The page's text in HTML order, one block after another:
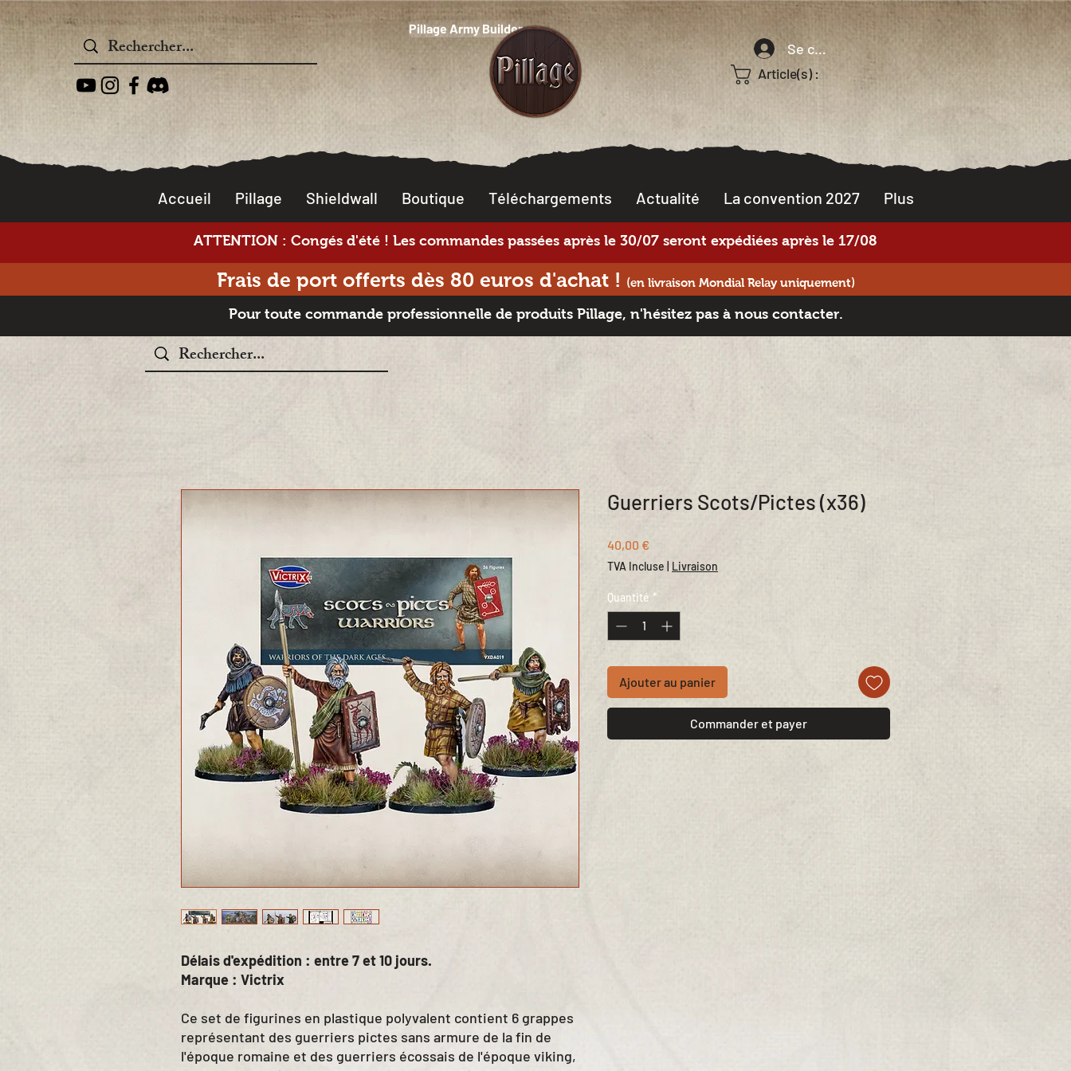
Pillage Army Builder
Se connecter
Article(s) :
Accueil Pillage Shieldwall Boutique Téléchargements Actualité La convention 2027 Plus
ATTENTION : Congés d'été ! Les commandes passées après le 30/07 seront expédiées après le 17/08
Frais de port offerts dès 80 euros d'achat ! (en livraison Mondial Relay uniquement)
Pour toute commande professionnelle de produits Pillage, n'hésitez pas à nous contacter.
Délais d'expédition : entre 7 et 10 jours.
Marque : Victrix
Ce set de figurines en plastique polyvalent contient 6 grappes
représentant des guerriers pictes sans armure de la fin de
l'époque romaine et des guerriers écossais de l'époque viking,
Guerriers Scots/Pictes (x36)
40,00 €
TVA Incluse Livraison
Quantité *
Ajouter au panier
Commander et payer